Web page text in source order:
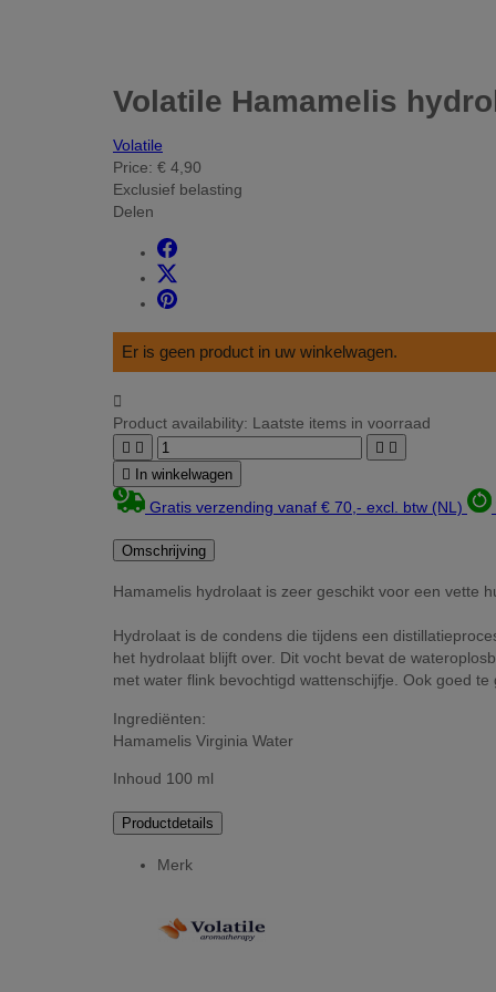
Volatile Hamamelis
Volatile
Price: € 4,90
Exclusief belasting
Delen
Er is geen product in uw winkelwagen.

Product availability: Laatste items in voorraad
   
 In winkelwagen
Gratis verzending vanaf € 70,- excl. btw (NL)
Omschrijving
Hamamelis hydrolaat is zeer geschikt voor een vette
Hydrolaat is de condens die tijdens een
het hydrolaat blijft over. Dit vocht bevat de
met water flink bevochtigd wattenschijfje. Ook goed
Ingrediënten:
Hamamelis Virginia Water
Inhoud 100 ml
Productdetails
Merk